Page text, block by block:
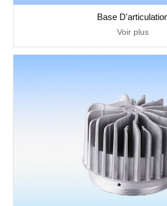
Base
Voir plus